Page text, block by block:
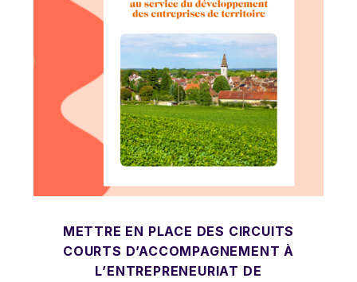
METTRE EN PLACE DES CIRCUITS
COURTS D’ACCOMPAGNEMENT À
L’ENTREPRENEURIAT DE